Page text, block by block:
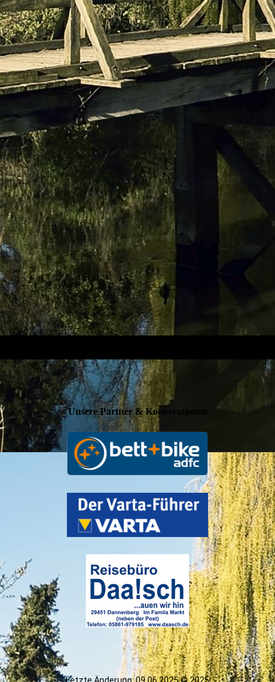
Unsere Partner & Kooperationen